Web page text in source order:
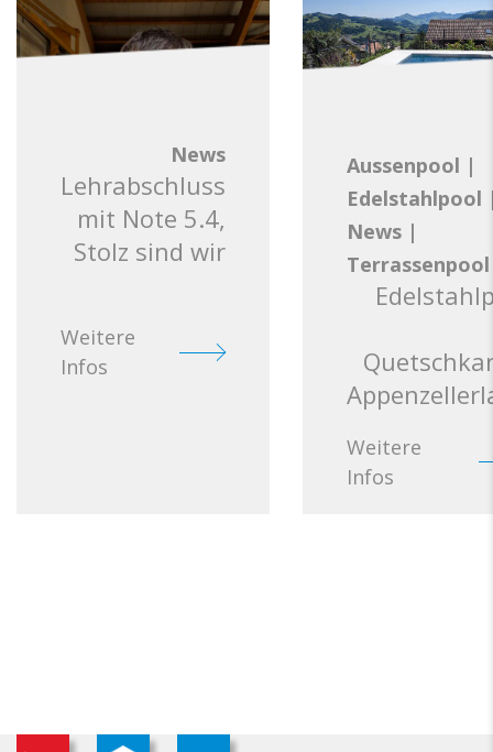
News
Lehrabschluss
mit Note 5.4,
Stolz sind wir
Weitere
Infos
Aussenpool |
Edelstahlpool
News |
Terrassenpool
Weitere
Infos